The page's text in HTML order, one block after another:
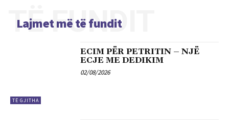
Lajmet më të fundit
TË FUNDIT
TË GJITHA
ECIM PËR PETRITIN – NJË
ECJE ME DEDIKIM
02/08/2026